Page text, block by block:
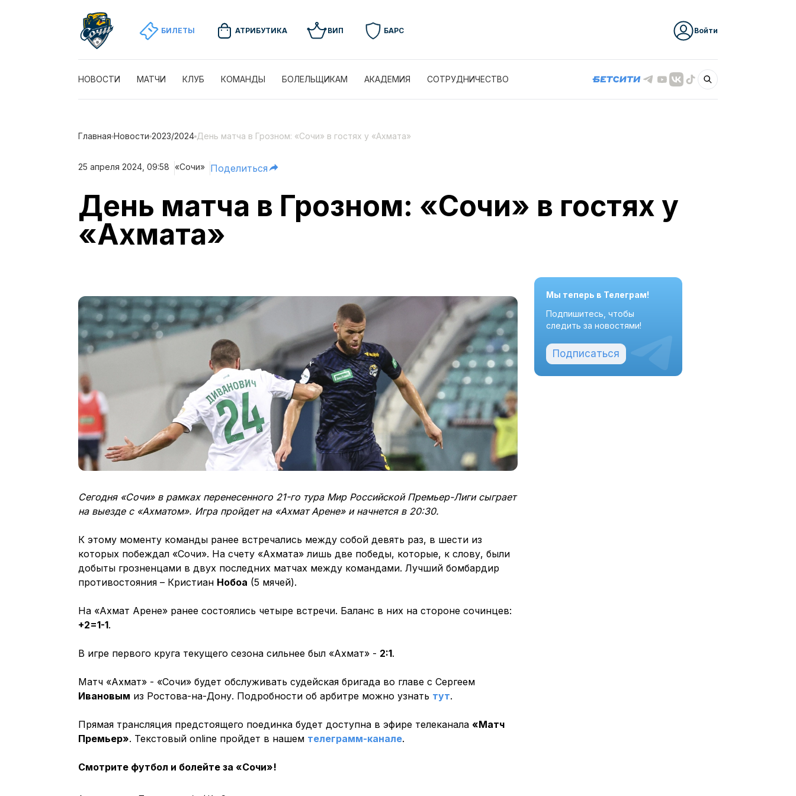
БИЛЕТЫ АТРИБУТИКА ВИП БАРС Войти
НОВОСТИ МАТЧИ КЛУБ КОМАНДЫ БОЛЕЛЬЩИКАМ АКАДЕМИЯ СОТРУДНИЧЕСТВО
Главная Новости 2023/2024 День матча в Грозном: «Сочи» в гостях у «Ахмата»
25 апреля 2024, 09:58 «Сочи» Поделиться
День матча в Грозном: «Сочи» в гостях у
«Ахмата»
Сегодня «Сочи» в рамках перенесенного 21-го тура Мир Российской Премьер-Лиги сыграет
на выезде с «Ахматом». Игра пройдет на «Ахмат Арене» и начнется в 20:30.
К этому моменту команды ранее встречались между собой девять раз, в шести из
которых побеждал «Сочи». На счету «Ахмата» лишь две победы, которые, к слову, были
добыты грозненцами в двух последних матчах между командами. Лучший бомбардир
противостояния – Кристиан Нобоа (5 мячей).
На «Ахмат Арене» ранее состоялись четыре встречи. Баланс в них на стороне сочинцев:
+2=1-1.
В игре первого круга текущего сезона сильнее был «Ахмат» - 2:1.
Матч «Ахмат» - «Сочи» будет обслуживать судейская бригада во главе с Сергеем
Ивановым из Ростова-на-Дону. Подробности об арбитре можно узнать тут.
Прямая трансляция предстоящего поединка будет доступна в эфире телеканала «Матч
Премьер». Текстовый online пройдет в нашем телеграмм-канале.
Смотрите футбол и болейте за «Сочи»!
Мы теперь в Телеграм!
Подпишитесь, чтобы
следить за новостями!
Подписаться